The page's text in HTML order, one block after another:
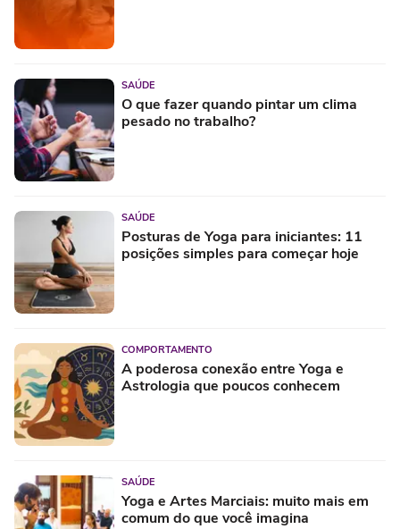
SAÚDE
O que fazer quando pintar um clima
pesado no trabalho?
SAÚDE
Posturas de Yoga para iniciantes: 11
posições simples para começar hoje
COMPORTAMENTO
A poderosa conexão entre Yoga e
Astrologia que poucos conhecem
SAÚDE
Yoga e Artes Marciais: muito mais em
comum do que você imagina